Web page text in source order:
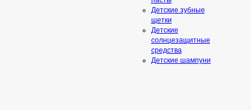
Детские зубные
щетки
Детские
солнцезащитные
средства
Детские шампуни